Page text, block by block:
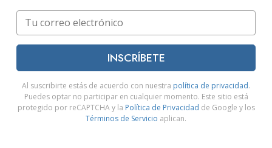
INSCRÍBETE
Al suscribirte estás de acuerdo con nuestra política de privacidad.
Puedes optar no participar en cualquier momento. Este sitio está
protegido por reCAPTCHA y la Política de Privacidad de Google y los
Términos de Servicio aplican.